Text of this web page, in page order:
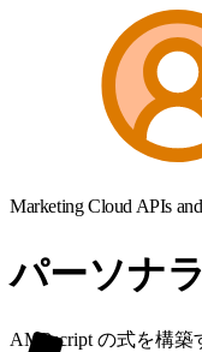
Marketing Cloud APIs
パーソナ
AMPscript の式を構